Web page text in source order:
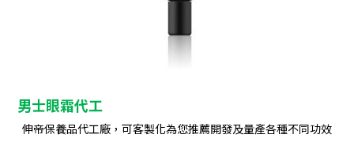
男士眼霜代工
伸帝保養品代工廠，可客製化為您推薦開發及量產各種不同功效